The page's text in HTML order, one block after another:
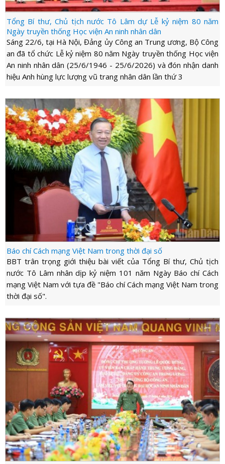
Tổng Bí thư, Chủ tịch nước Tô Lâm dự Lễ kỷ niệm 80 năm
Ngày truyền thống Học viện An ninh nhân dân
Sáng 22/6, tại Hà Nội, Đảng ủy Công an Trung ương, Bộ Công
an đã tổ chức Lễ kỷ niệm 80 năm Ngày truyền thống Học viện
An ninh nhân dân (25/6/1946 - 25/6/2026) và đón nhận danh
hiệu Anh hùng lực lượng vũ trang nhân dân lần thứ 3
Báo chí Cách mạng Việt Nam trong thời đại số
BBT trân trọng giới thiệu bài viết của Tổng Bí thư, Chủ tịch
nước Tô Lâm nhân dịp kỷ niệm 101 năm Ngày Báo chí Cách
mạng Việt Nam với tựa đề "Báo chí Cách mạng Việt Nam trong
thời đại số".